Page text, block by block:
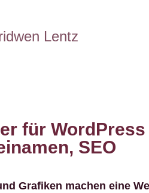
für
SEO
Grafiken machen eine